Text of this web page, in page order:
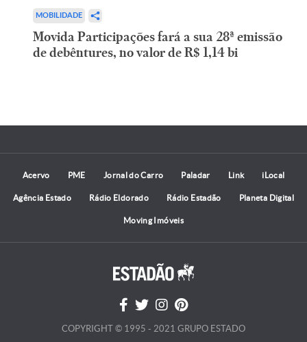
MOBILIDADE
Movida Participações fará a sua 28ª emissão
de debêntures, no valor de R$ 1,14 bi
Acervo PME Jornal do Carro Paladar Link iLocal
Agência Estado Rádio Eldorado Rádio Estadão Planeta Digital
Moving Imóveis
COPYRIGHT © 1995 - 2021 GRUPO ESTADO